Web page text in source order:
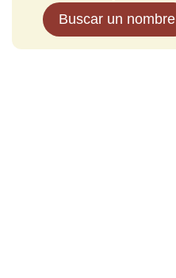
Buscar un nombre